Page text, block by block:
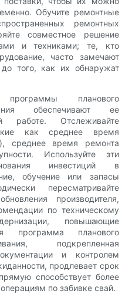
Обучите ремонтные
ремонтных
совместное решение
и техниками; те, кто
часто замечают
до того, как их обнаружат
планового
обеспечивают ее
работе. Отслеживайте
как среднее время
среднее время ремонта
Используйте эти
инвестиций в
обучение или запасы
пересматривайте
производителя,
по техническому
повышающие
программа планового
подкрепленная
и контролем
продлевает срок
способствует более
по забивке свай.